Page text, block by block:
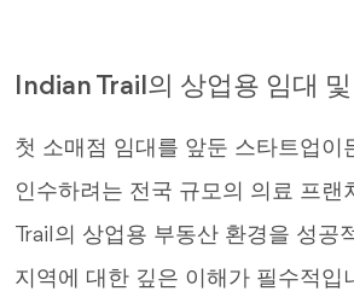
Indian Trail의 상업용 임대 및
첫 소매점 임대를 앞둔 스타트업이
인수하려는 전국 규모의 의료 프랜
Trail의 상업용 부동산 환경을 성공
지역에 대한 깊은 이해가 필수적입